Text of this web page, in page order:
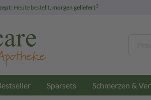
Heute bestellt, morgen geliefert3
Sparsets Schmerzen &